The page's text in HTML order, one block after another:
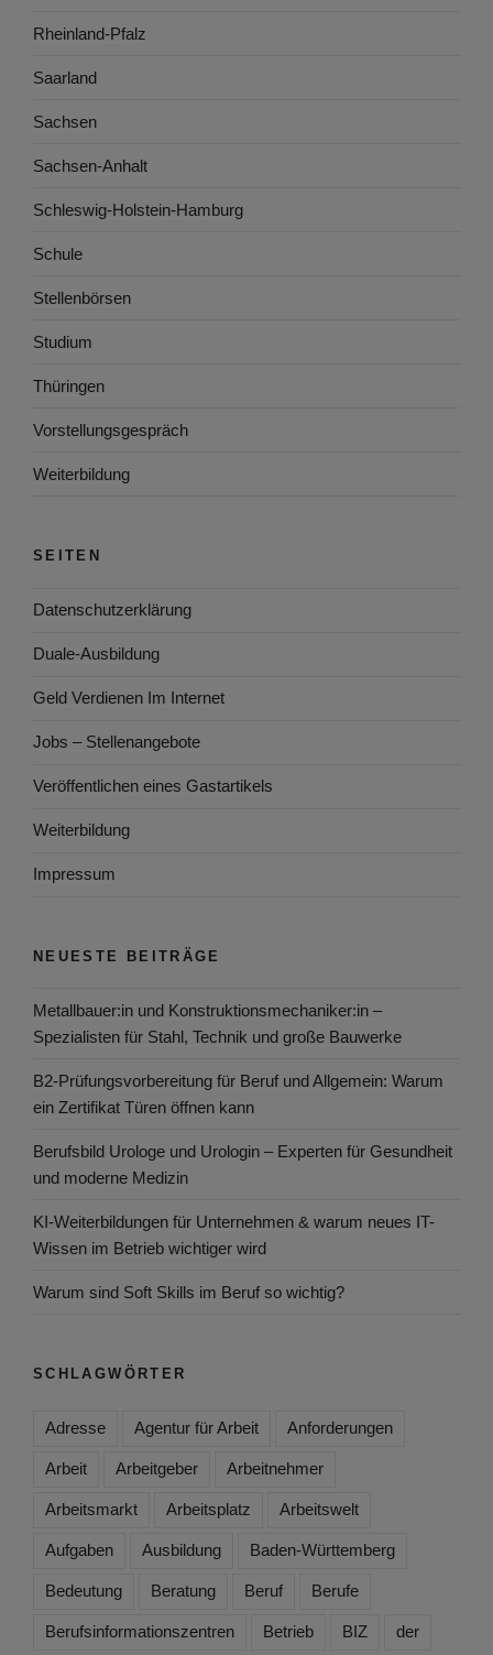
Rheinland-Pfalz
Saarland
Sachsen
Sachsen-Anhalt
Schleswig-Holstein-Hamburg
Schule
Stellenbörsen
Studium
Thüringen
Vorstellungsgespräch
Weiterbildung
SEITEN
Datenschutzerklärung
Duale-Ausbildung
Geld Verdienen Im Internet
Jobs – Stellenangebote
Veröffentlichen eines Gastartikels
Weiterbildung
Impressum
NEUESTE BEITRÄGE
Metallbauer:in und Konstruktionsmechaniker:in –
Spezialisten für Stahl, Technik und große Bauwerke
B2-Prüfungsvorbereitung für Beruf und Allgemein: Warum
ein Zertifikat Türen öffnen kann
Berufsbild Urologe und Urologin – Experten für Gesundheit
und moderne Medizin
KI-Weiterbildungen für Unternehmen & warum neues IT-
Wissen im Betrieb wichtiger wird
Warum sind Soft Skills im Beruf so wichtig?
SCHLAGWÖRTER
Adresse Agentur für Arbeit Anforderungen
Arbeit Arbeitgeber Arbeitnehmer
Arbeitsmarkt Arbeitsplatz Arbeitswelt
Aufgaben Ausbildung Baden-Württemberg
Bedeutung Beratung Beruf Berufe
Berufsinformationszentren Betrieb BIZ der